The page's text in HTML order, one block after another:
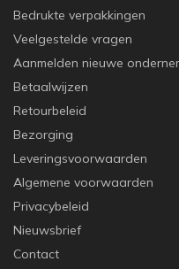
Bedrukte verpakkingen
Veelgestelde vragen
Aanmelden nieuwe
Betaalwijzen
Retourbeleid
Bezorging
Leveringsvoorwaarden
Algemene voorwaarden
Privacybeleid
Nieuwsbrief
Contact